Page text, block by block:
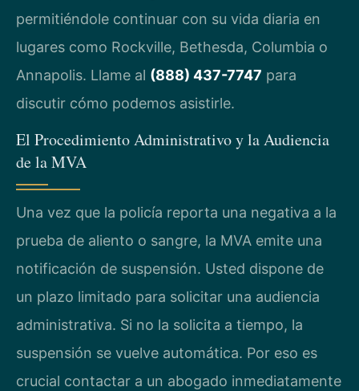
permitiéndole continuar con su vida diaria en
lugares como Rockville, Bethesda, Columbia o
Annapolis. Llame al (888) 437-7747 para
discutir cómo podemos asistirle.
El Procedimiento Administrativo y la Audiencia
de la MVA
Una vez que la policía reporta una negativa a la
prueba de aliento o sangre, la MVA emite una
notificación de suspensión. Usted dispone de
un plazo limitado para solicitar una audiencia
administrativa. Si no la solicita a tiempo, la
suspensión se vuelve automática. Por eso es
crucial contactar a un abogado inmediatamente